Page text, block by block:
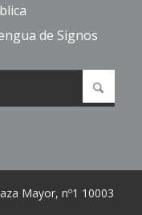
de Signos
Mayor, nº1 10003